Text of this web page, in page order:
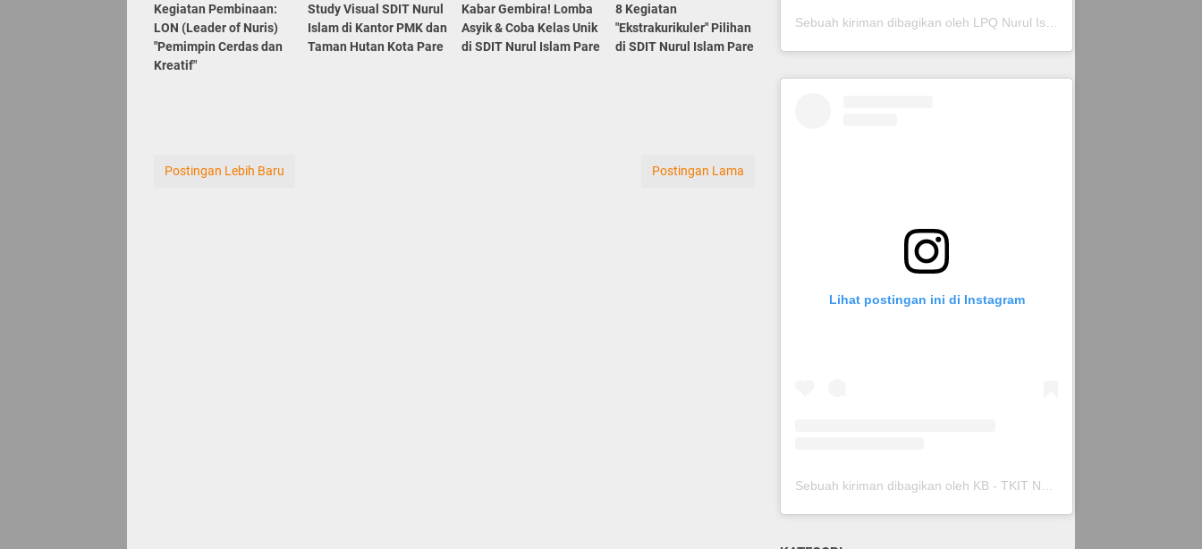
Kegiatan Pembinaan:
LON (Leader of Nuris)
"Pemimpin Cerdas dan
Kreatif"
Study Visual SDIT Nurul
Islam di Kantor PMK dan
Taman Hutan Kota Pare
Kabar Gembira! Lomba
Asyik & Coba Kelas Unik
di SDIT Nurul Islam Pare
8 Kegiatan
"Ekstrakurikuler" Pilihan
di SDIT Nurul Islam Pare
Postingan Lebih Baru Postingan Lama
Sebuah kiriman dibagikan oleh LPQ Nurul Islam (@lpqnurispare)
Lihat postingan ini di Instagram